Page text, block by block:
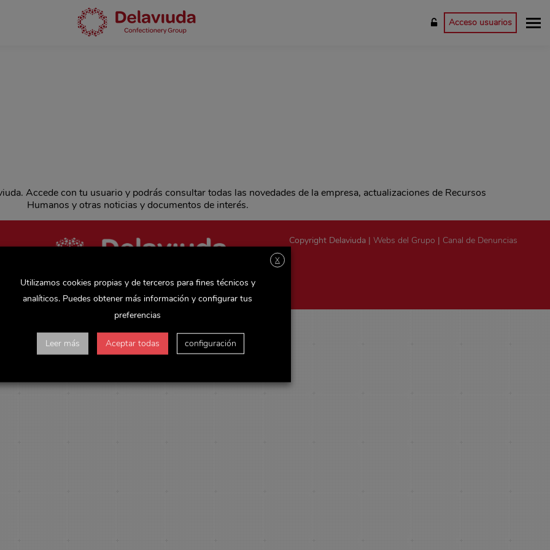
Acceso usuarios
Accede con tu usuario y podrás consultar todas las novedades de la empresa, actualizaciones de Recursos
Humanos y otras noticias y documentos de interés.
Copyright Delaviuda | Webs del Grupo | Canal de Denuncias
X
Utilizamos cookies propias y de terceros para fines técnicos y
analíticos. Puedes obtener más información y configurar tus
preferencias
Leer más Aceptar todas configuración